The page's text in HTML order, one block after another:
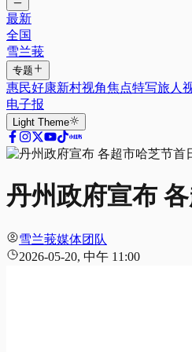
最新
全国
雪兰莪
专题
惠民好康新村视角焦点特写旅人
电子报
Light Theme
丹州政府宣布
雪兰莪媒体团队
2026-05-20, 中午 11:00